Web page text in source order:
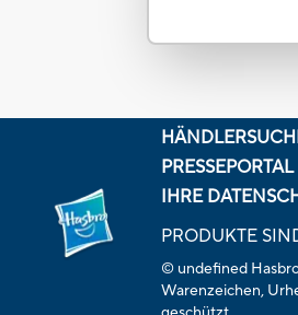
PRESSEPORTAL
IHRE
PRODUKTE
© undefined
Warenzeichen,